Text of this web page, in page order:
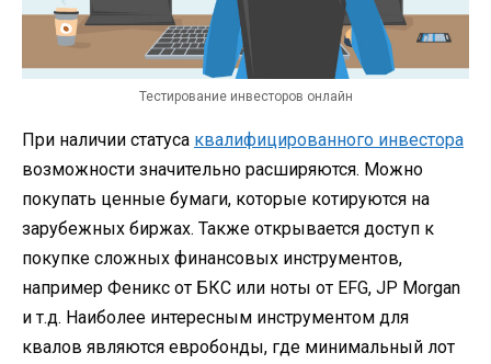
Тестирование инвесторов онлайн
При наличии статуса квалифицированного инвестора
возможности значительно расширяются. Можно
покупать ценные бумаги, которые котируются на
зарубежных биржах. Также открывается доступ к
покупке сложных финансовых инструментов,
например Феникс от БКС или ноты от EFG, JP Morgan
и т.д. Наиболее интересным инструментом для
квалов являются евробонды, где минимальный лот